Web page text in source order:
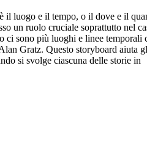
il luogo e il tempo, o il dove e il
un ruolo cruciale soprattutto nel
ci sono più luoghi e linee temporali
Gratz. Questo storyboard aiuta
si svolge ciascuna delle storie in